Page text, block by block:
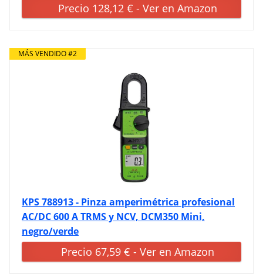
Precio 128,12 € - Ver en Amazon
MÁS VENDIDO #2
KPS 788913 - Pinza amperimétrica profesional
AC/DC 600 A TRMS y NCV, DCM350 Mini,
negro/verde
Precio 67,59 € - Ver en Amazon